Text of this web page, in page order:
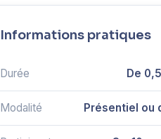
Informations pratiques
Durée De
Modalité Présentiel ou